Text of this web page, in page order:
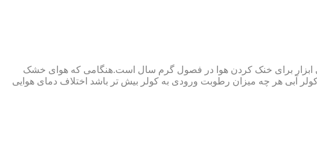
ابزار برای خنک کردن هوا در فصول گرم سال است.هنگامی که هوای خشک
آبی هر چه میزان رطوبت ورودی به کولر بیش تر باشد اختلاف دمای هوایی